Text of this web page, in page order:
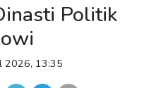
Politik
2026, 13:35